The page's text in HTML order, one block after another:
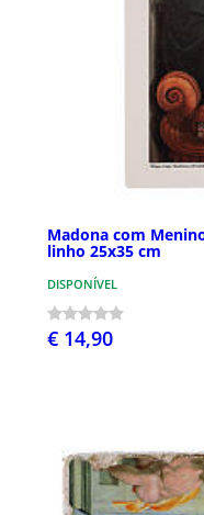
Madona com
linho 25x35 cm
DISPONÍVEL
€ 14,90